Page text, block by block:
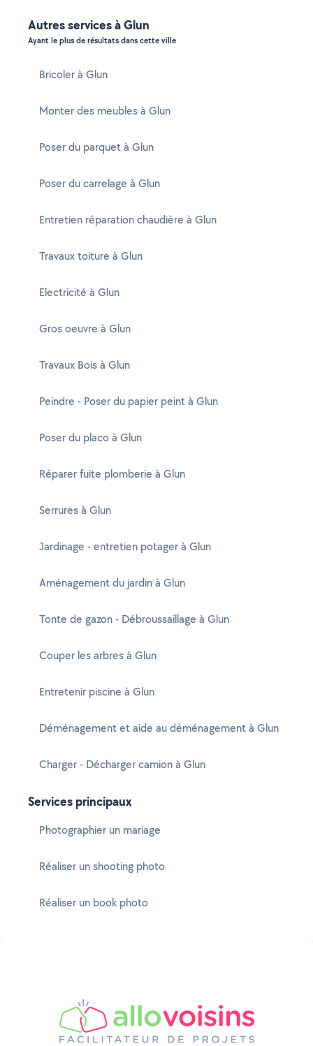
Autres services à Glun
Ayant le plus de résultats dans cette ville
Bricoler à Glun
Monter des meubles à Glun
Poser du parquet à Glun
Poser du carrelage à Glun
Entretien réparation chaudière à Glun
Travaux toiture à Glun
Electricité à Glun
Gros oeuvre à Glun
Travaux Bois à Glun
Peindre - Poser du papier peint à Glun
Poser du placo à Glun
Réparer fuite plomberie à Glun
Serrures à Glun
Jardinage - entretien potager à Glun
Aménagement du jardin à Glun
Tonte de gazon - Débroussaillage à Glun
Couper les arbres à Glun
Entretenir piscine à Glun
Déménagement et aide au déménagement à Glun
Charger - Décharger camion à Glun
Services principaux
Photographier un mariage
Réaliser un shooting photo
Réaliser un book photo